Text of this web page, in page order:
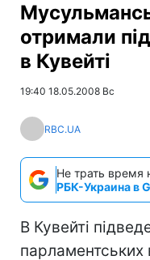
отримали
в Кувейті
19:40 18.05.2008 Вс
RBC.UA
Не трать время
РБК-Украина в
В Кувейті
парламентських